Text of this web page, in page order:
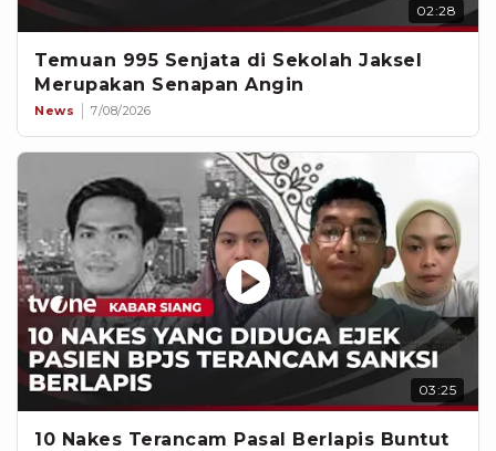
02:28
Temuan 995 Senjata di Sekolah Jaksel
Merupakan Senapan Angin
News 7/08/2026
03:25
10 Nakes Terancam Pasal Berlapis Buntut